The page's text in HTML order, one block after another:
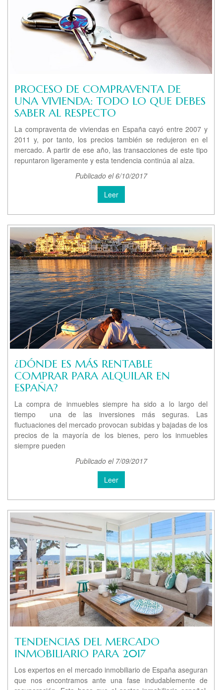
PROCESO DE COMPRAVENTA DE
UNA VIVIENDA: TODO LO QUE DEBES
SABER AL RESPECTO
La compraventa de viviendas en España cayó entre 2007 y
2011 y, por tanto, los precios también se redujeron en el
mercado. A partir de ese año, las transacciones de este tipo
repuntaron ligeramente y esta tendencia continúa al alza.
Publicado el 6/10/2017
Leer
¿DÓNDE ES MÁS RENTABLE
COMPRAR PARA ALQUILAR EN
ESPAÑA?
La compra de inmuebles siempre ha sido a lo largo del
tiempo una de las inversiones más seguras. Las
fluctuaciones del mercado provocan subidas y bajadas de los
precios de la mayoría de los bienes, pero los inmuebles
siempre pueden
Publicado el 7/09/2017
Leer
TENDENCIAS DEL MERCADO
INMOBILIARIO PARA 2017
Los expertos en el mercado inmobiliario de España aseguran
que nos encontramos ante una fase indudablemente de